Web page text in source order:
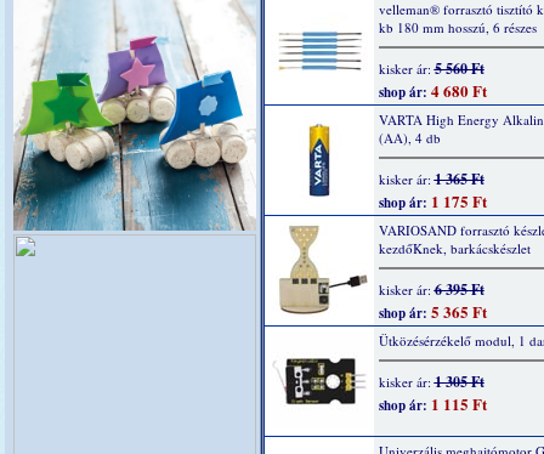
velleman® forrasztó tisztító
kb 180 mm hosszú, 6 részes
kisker ár:5 560 Ft
shop ár: 4 680 Ft
VARTA High Energy
(AA), 4 db
kisker ár:1 365 Ft
shop ár: 1 175 Ft
VARIOSAND forrasztó
kezdőKnek, barkácskészlet
kisker ár:6 395 Ft
shop ár: 5 365 Ft
Ütközésérzékelő modul, 1
kisker ár:1 305 Ft
shop ár: 1 115 Ft